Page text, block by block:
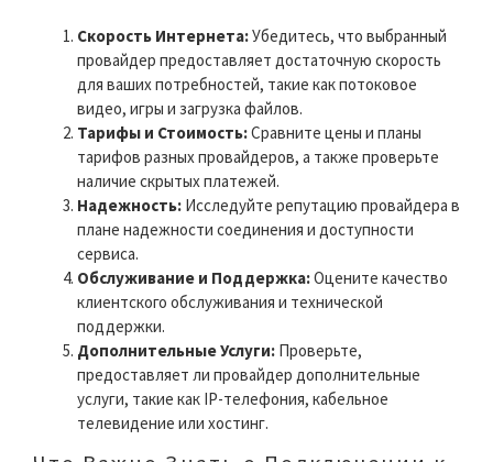
Скорость Интернета:Убедитесь, что выбранный
провайдер предоставляет достаточную скорость
для ваших потребностей, такие как потоковое
видео, игры и загрузка файлов.
Тарифы и Стоимость:Сравните цены и планы
тарифов разных провайдеров, а также проверьте
наличие скрытых платежей.
Надежность: Исследуйте репутацию провайдера в
плане надежности соединения и доступности
сервиса.
Обслуживание и Поддержка:Оцените качество
клиентского обслуживания и технической
поддержки.
Дополнительные Услуги: Проверьте,
предоставляет ли провайдер дополнительные
услуги, такие как IP-телефония, кабельное
телевидение или хостинг.